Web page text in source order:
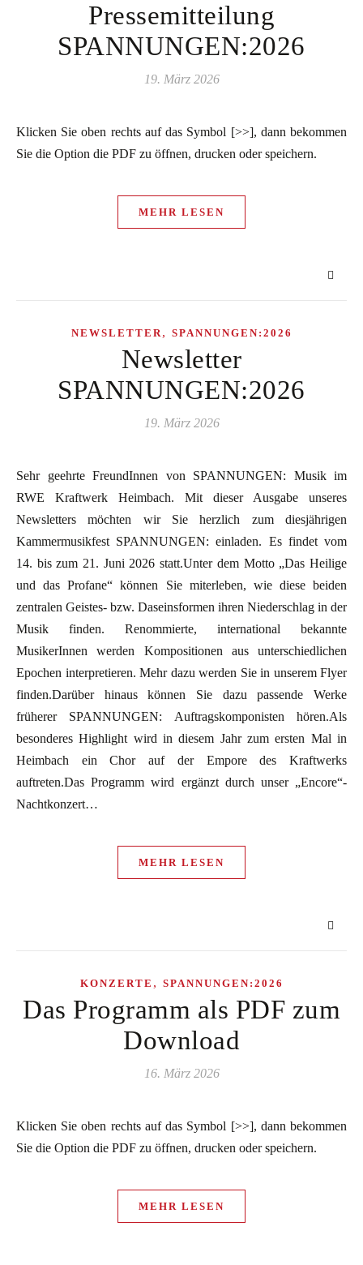
Pressemitteilung
SPANNUNGEN:2026
19. März 2026
Klicken Sie oben rechts auf das Symbol [>>], dann bekommen
Sie die Option die PDF zu öffnen, drucken oder speichern.
MEHR LESEN
NEWSLETTER, SPANNUNGEN:2026
Newsletter
SPANNUNGEN:2026
19. März 2026
Sehr geehrte FreundInnen von SPANNUNGEN: Musik im
RWE Kraftwerk Heimbach. Mit dieser Ausgabe unseres
Newsletters möchten wir Sie herzlich zum diesjährigen
Kammermusikfest SPANNUNGEN: einladen. Es findet vom
14. bis zum 21. Juni 2026 statt.Unter dem Motto „Das Heilige
und das Profane“ können Sie miterleben, wie diese beiden
zentralen Geistes- bzw. Daseinsformen ihren Niederschlag in der
Musik finden. Renommierte, international bekannte
MusikerInnen werden Kompositionen aus unterschiedlichen
Epochen interpretieren. Mehr dazu werden Sie in unserem Flyer
finden.Darüber hinaus können Sie dazu passende Werke
früherer SPANNUNGEN: Auftragskomponisten hören.Als
besonderes Highlight wird in diesem Jahr zum ersten Mal in
Heimbach ein Chor auf der Empore des Kraftwerks
auftreten.Das Programm wird ergänzt durch unser „Encore“-
Nachtkonzert…
MEHR LESEN
KONZERTE , SPANNUNGEN:2026
Das Programm als PDF zum
Download
16. März 2026
Klicken Sie oben rechts auf das Symbol [>>], dann bekommen
Sie die Option die PDF zu öffnen, drucken oder speichern.
MEHR LESEN